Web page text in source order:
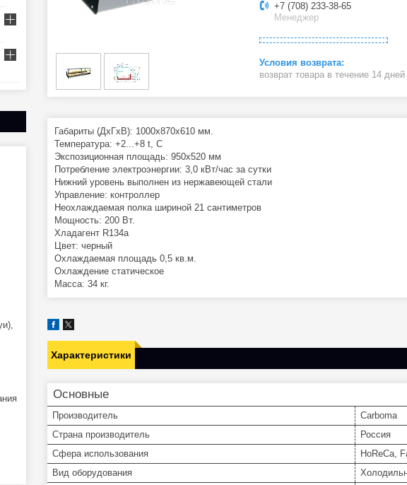
+7 (708) 233-38-65
Менеджер
возврат товара в течение 14 дней
Габариты (ДхГхВ): 1000х870х610 мм.
Температура: +2...+8 t, C
Экспозиционная площадь: 950х520 мм
Потребление электроэнергии: 3,0 кВт/час за сутки
Нижний уровень выполнен из нержавеющей стали
Управление: контроллер
Неохлаждаемая полка шириной 21 сантиметров
Мощность: 200 Вт.
Хладагент R134a
Цвет: черный
Охлаждаемая площадь 0,5 кв.м.
Охлаждение статическое
Масса: 34 кг.
Характеристики
Основные
Производитель
Carboma
Страна производитель
Россия
Сфера использования
HoReCa,
Вид оборудования